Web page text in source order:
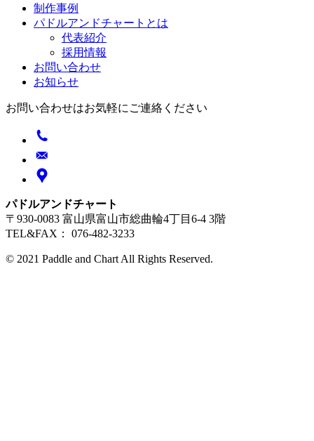
制作事例
パドルアンドチャートとは
代表紹介
採用情報
お問い合わせ
お知らせ
お問い合わせはお気軽にご連絡ください
パドルアンドチャート
〒930-0083 富山県富山市総曲輪4丁目6-4 3階
TEL&FAX： 076-482-3233
© 2021 Paddle and Chart All Rights Reserved.